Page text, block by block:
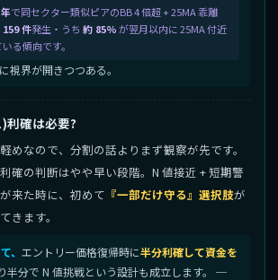
で同セクター類似ピアのBB 4 倍超 + 25MA 乖離
159 件発生・うち 約 85%が翌月以内に 25MA 付近
る傾向です。
視界が開きつつある。
利確は必要?
めなので、分割の話よりまず観察が先です。
確の判断はやや早い段階。N 値接近 + 短期警
来た時に、初めて 『一部だけ守る』選択肢が
きます。
、 エントリー価格復帰時に半分利確して資金を
半分で N 値挑戦という設計も成立します。 ─